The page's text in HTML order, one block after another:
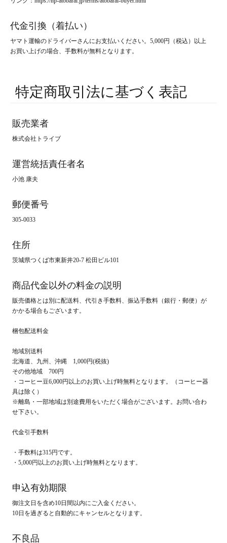
代金引換（着払い）
ヤマト運輸のドライバーさんにお支払いください。5,000円（税込）以上
お買い上げの場合、手数料が無料となります。
特定商取引法に基づく表記
販売業者
株式会社トライブ
運営統括責任者名
小池 康夫
郵便番号
305-0033
住所
茨城県つくば市東新井20-7 松田ビル101
商品代金以外の料金の説明
販売価格とは別に配送料、代引き手数料、振込手数料（銀行・郵便）が
かかる場合もございます。
梱包配送料金
地域別送料
北海道、九州、沖縄 1,000円(税抜)
その他地域 700円
・コーヒー豆6,000円以上のお買い上げ時無料となります。（コーヒー器
具は除く）
※離島・一部地域は別途費用をいただく場合がございます。お問い合わ
せ下さい。
代金引手数料
・手数料は315円です。
・5,000円以上のお買い上げ時無料となります。
申込有効期限
御注文日を含め10日間以内にご入金ください。
10日を過ぎると自動的にキャンセルとなります。
不良品